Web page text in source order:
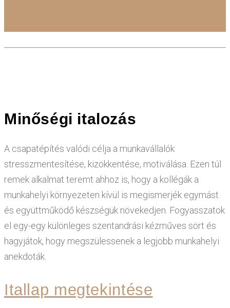
Minőségi italozás
A csapatépítés valódi célja a munkavállalók
stresszmentesítése, kizökkentése, motiválása. Ezen túl
remek alkalmat teremt ahhoz is, hogy a kollégák a
munkahelyi környezeten kívül is megismerjék egymást
és együttműködő készségük növekedjen. Fogyasszatok
el egy-egy különleges szentandrási kézműves sört és
hagyjátok, hogy megszülessenek a legjobb munkahelyi
anekdoták.
Itallap megtekintése